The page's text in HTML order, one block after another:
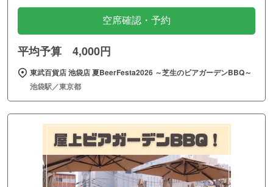
空席確認・予約
平均予算 4,000円
東武百貨店 池袋店 夏BeerFesta2026 ～芝生のビアガーデンBBQ～
池袋駅／東京都